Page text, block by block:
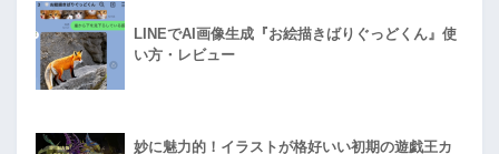
LINEでAI画像生成『お絵描きばりぐっどくん』使
い方・レビュー
妙に魅力的！イラストが格好いい初期の遊戯王カ